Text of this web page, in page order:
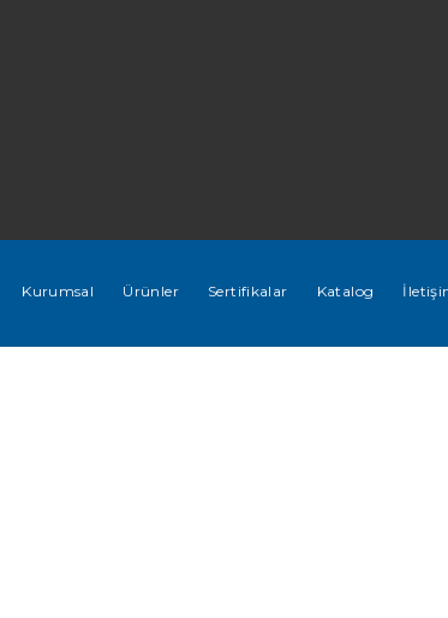
Kurumsal Ürünler Sertifikalar Katalog